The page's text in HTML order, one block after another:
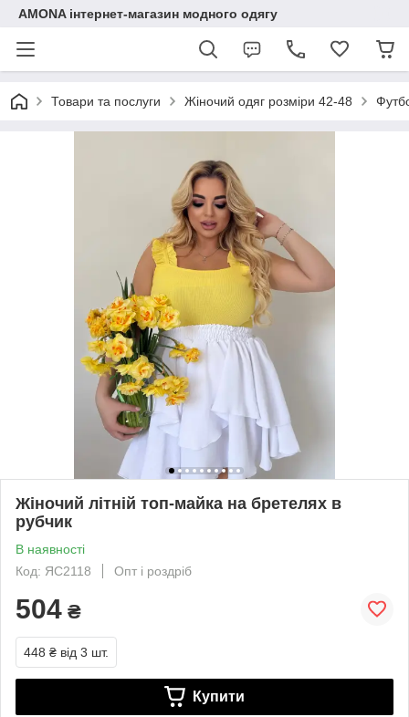
AMONA інтернет-магазин модного одягу
Товари та послуги Жіночий одяг розміри 42-48
Жіночий літній топ-майка на бретелях в
рубчик
В наявності
Код: ЯС2118
Опт і роздріб
504 ₴
448 ₴ від 3 шт.
Купити